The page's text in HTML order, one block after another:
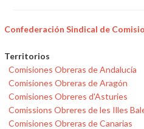
Confederación Sindical de
Territorios
Comisiones Obreras de Andalucía
Comisiones Obreras de Aragón
Comisiones Obreres d'Asturies
Comissions Obreres de les Illes
Comisiones Obreras de Canarias